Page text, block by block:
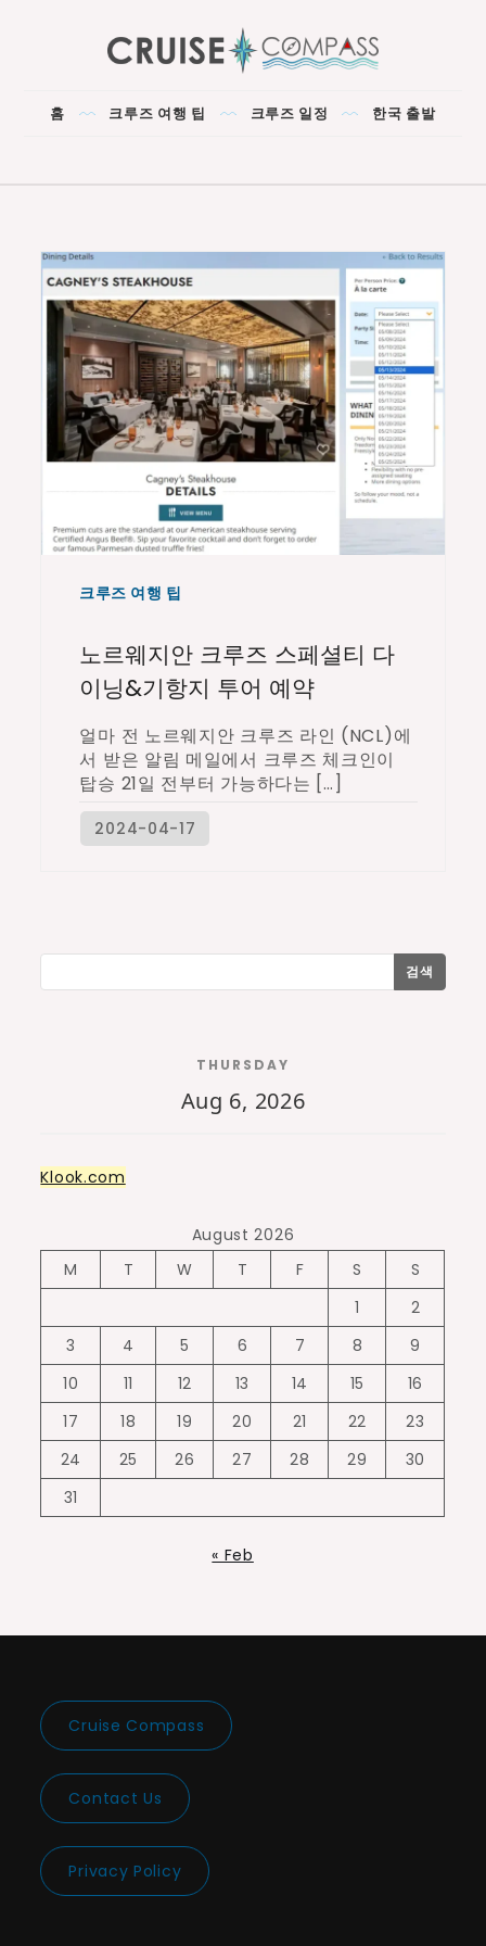
CRUISE COMPASS
홈 크루즈 여행 팁 크루즈 일정 한국 출발
크루즈 여행 팁
노르웨지안 크루즈 스페셜티 다
이닝&기항지 투어 예약
얼마 전 노르웨지안 크루즈 라인 (NCL)에
서 받은 알림 메일에서 크루즈 체크인이
탑승 21일 전부터 가능하다는 […]
검색
THURSDAY
Aug 6, 2026
Klook.com
August 2026
M
T W T F S
S
1
2
3
4 5 6 7 8
9
10
11 12 13 14 15
16
17
18 19 20 21 22
23
24
25 26 27 28 29
30
31
« Feb
Cruise Compass
Contact Us
Privacy Policy